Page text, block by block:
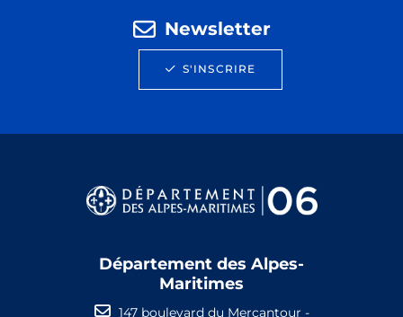
Newsletter
S'INSCRIRE
Département des Alpes-
Maritimes
147 boulevard du Mercantour -